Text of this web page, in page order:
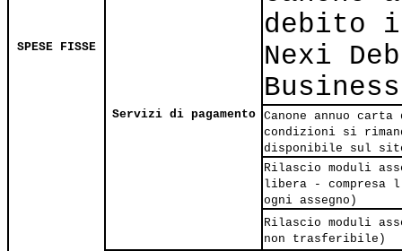
SPESE FISSE
Servizi di pagamento
debito
Nexi
Business
Canone annuo
condizioni si
disponibile sul
Rilascio moduli
libera - compresa
ogni assegno)
Rilascio moduli
non trasferibile)